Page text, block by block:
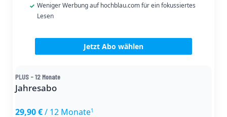
Weniger Werbung auf hochblau.com für ein fokussiertes
Lesen
Jetzt Abo wählen
PLUS - 12 Monate
Jahresabo
29,90 €/ 12 Monate1